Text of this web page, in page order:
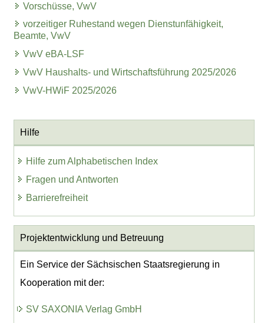
Vorschüsse, VwV
vorzeitiger Ruhestand wegen Dienstunfähigkeit,
Beamte, VwV
VwV eBA-LSF
VwV Haushalts- und Wirtschaftsführung 2025/2026
VwV-HWiF 2025/2026
Hilfe
Hilfe zum Alphabetischen Index
Fragen und Antworten
Barrierefreiheit
Projektentwicklung und Betreuung
Ein Service der Sächsischen Staatsregierung in
Kooperation mit der:
SV SAXONIA Verlag GmbH